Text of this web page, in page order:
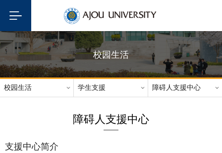
校园生活
校园生活 学生支援 障碍人支援中心
障碍人支援中心
支援中心简介